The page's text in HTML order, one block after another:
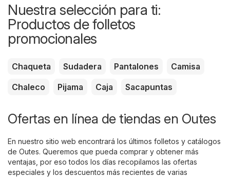
Nuestra selección para ti:
Productos de folletos
promocionales
Chaqueta Sudadera Pantalones
Camisa
Chaleco
Pijama Caja Sacapuntas
Ofertas en línea de tiendas en Outes
En nuestro sitio web encontrará los últimos folletos y catálogos
de Outes. Queremos que pueda comprar y obtener más
ventajas, por eso todos los días recopilamos las ofertas
especiales y los descuentos más recientes de varias